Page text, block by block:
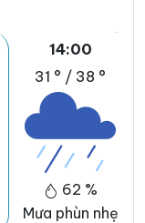
14:00
31 ° / 38 °
62 %
Mưa phùn nhẹ